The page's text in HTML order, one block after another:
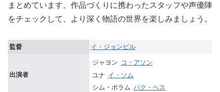
まとめています。作品づくりに携わったスタッフや声優陣
をチェックして、より深く物語の世界を楽しみましょう。
監督 イ・ジョンピル
出演者
ジャヨン コ・アソン
ユナ イ・ソム
シム・ボラム パク・ヘス